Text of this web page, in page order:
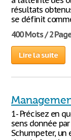
résultats
se définit
400 Mots / 2
Lire la suite
1- Précisez en
sens donnée
Schumpeter,